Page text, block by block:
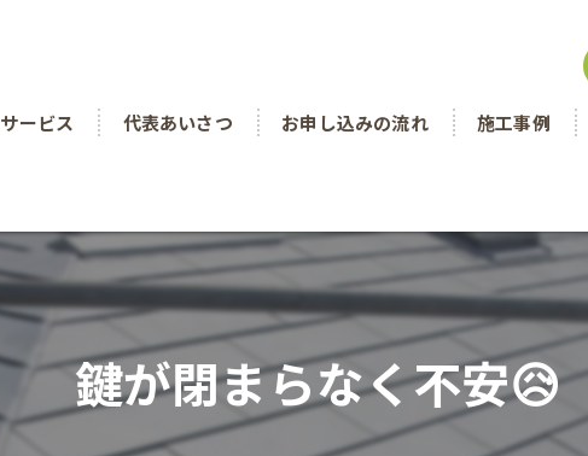
サービス 代表あいさつ お申し込みの流れ 施工事例
鍵が閉まらなく不安😥